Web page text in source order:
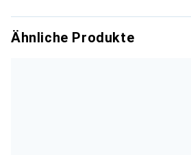
Ähnliche Produkte